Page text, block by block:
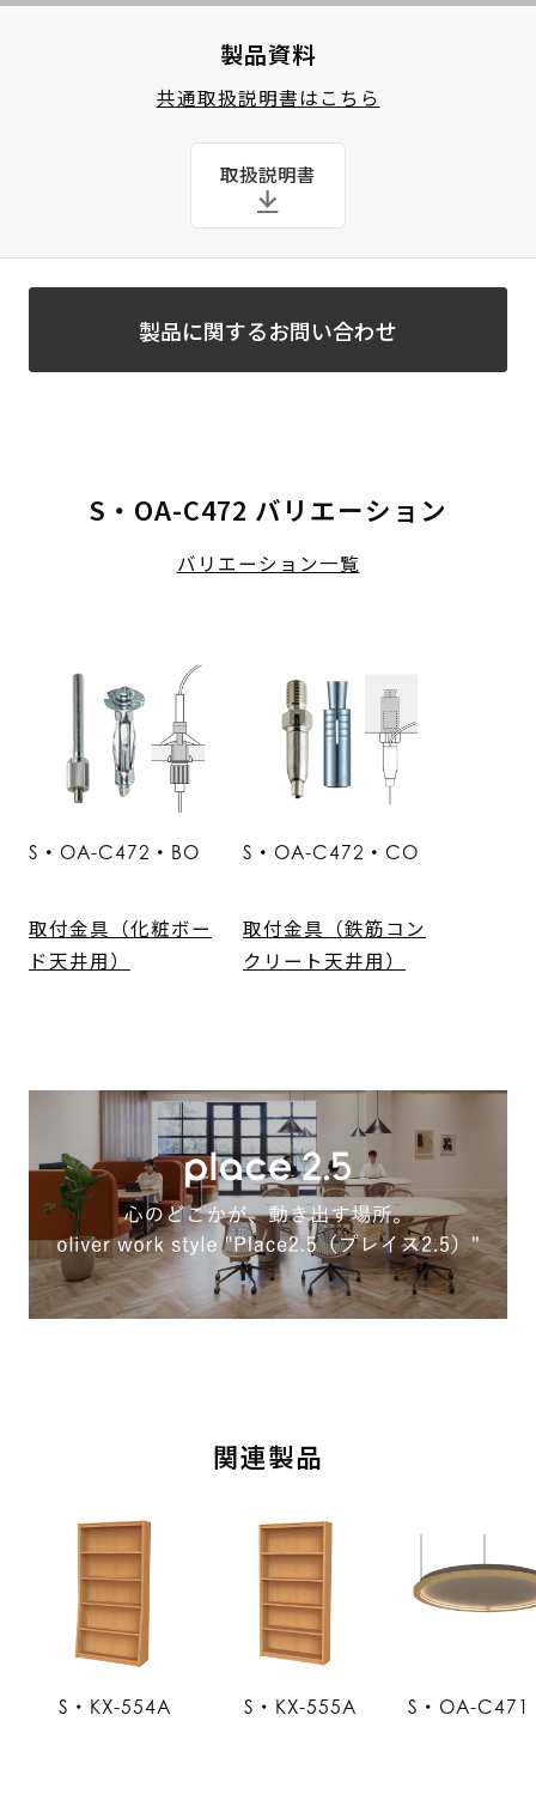
製品資料
共通取扱説明書はこちら
取扱説明書
製品に関するお問い合わせ
S・OA-C472 バリエーション
バリエーション一覧
S・OA-C472・BO
取付金具（化粧ボー
ド天井用）
S・OA-C472・CO
取付金具（鉄筋コン
クリート天井用）
関連製品
S・KX-554A S・KX-555A S・OA-C471